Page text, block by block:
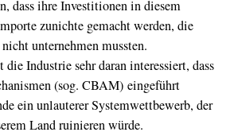
dass ihre Investitionen in diesem
zunichte gemacht werden, die
unternehmen mussten.
Industrie sehr daran interessiert, dass
(sog. CBAM) eingeführt
ein unlauterer Systemwettbewerb, der
Land ruinieren würde.